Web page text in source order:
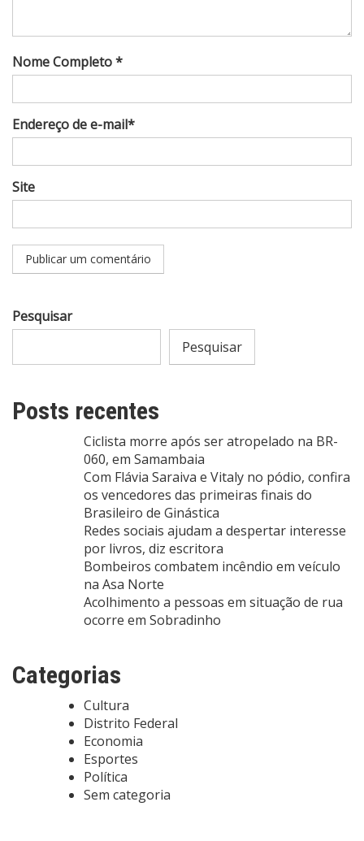
Nome Completo *
Endereço de e-mail*
Site
Pesquisar
Pesquisar
Posts recentes
Ciclista morre após ser atropelado na BR-
060, em Samambaia
Com Flávia Saraiva e Vitaly no pódio, confira
os vencedores das primeiras finais do
Brasileiro de Ginástica
Redes sociais ajudam a despertar interesse
por livros, diz escritora
Bombeiros combatem incêndio em veículo
na Asa Norte
Acolhimento a pessoas em situação de rua
ocorre em Sobradinho
Categorias
Cultura
Distrito Federal
Economia
Esportes
Política
Sem categoria